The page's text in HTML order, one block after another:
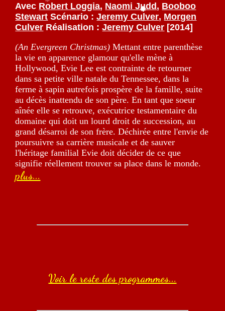
Avec Robert Loggia, Naomi Judd , Booboo
Stewart Scénario :Jeremy Culver, Morgen
Culver Réalisation :Jeremy Culver [2014]
(An Evergreen Christmas) Mettant entre parenthèse
la vie en apparence glamour qu'elle mène à
Hollywood, Evie Lee est contrainte de retourner
dans sa petite ville natale du Tennessee, dans la
ferme à sapin autrefois prospère de la famille, suite
au décès inattendu de son père. En tant que soeur
aînée elle se retrouve, exécutrice testamentaire du
domaine qui doit un lourd droit de succession, au
grand désarroi de son frère. Déchirée entre l'envie de
poursuivre sa carrière musicale et de sauver
l'héritage familial Evie doit décider de ce que
signifie réellement trouver sa place dans le monde.
plus...
Voir le reste des programmes...